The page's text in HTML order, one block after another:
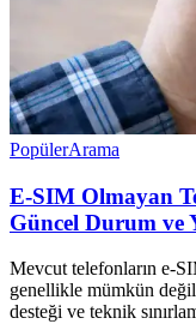
PopülerArama
E-SIM Olmayan
Güncel Durum ve
Mevcut telefonların e-
genellikle mümkün
desteği ve teknik